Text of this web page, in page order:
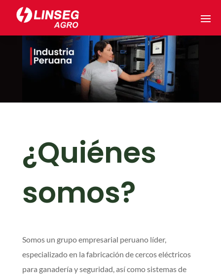
¿Quiénes
somos?
Somos un grupo empresarial peruano líder,
especializado en la fabricación de cercos eléctricos
para ganadería y seguridad, así como sistemas de